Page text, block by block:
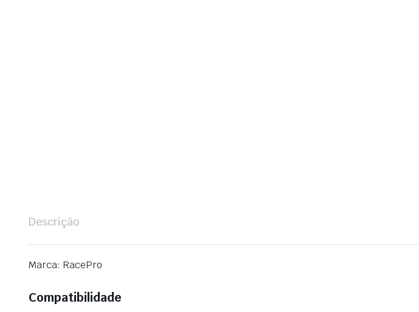
Descrição
Marca: RacePro
Compatibilidade